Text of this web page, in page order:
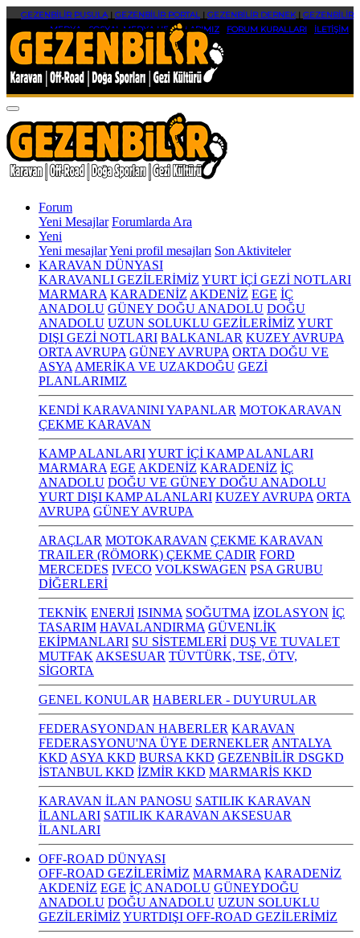
GEZENBİLİR PUSULA| GEZENBİLİR PORTAL| GEZENBİLİR DERNEK| GEZENBİLİR
MEDYA|SOSYAL MEDYA HESAPLARIMIZ FORUM KURALLARI İLETİŞİM
Forum
Yeni Mesajlar Forumlarda Ara
Yeni
Yeni mesajlarYeni profil mesajları Son Aktiviteler
KARAVAN DÜNYASI
KARAVANLI GEZİLERİMİZ YURT İÇİ GEZİ NOTLARI
MARMARA KARADENİZ AKDENİZ EGE İÇ
ANADOLU GÜNEY DOĞU ANADOLU DOĞU
ANADOLU UZUN SOLUKLU GEZİLERİMİZ YURT
DIŞI GEZİ NOTLARI BALKANLAR KUZEY AVRUPA
ORTA AVRUPA GÜNEY AVRUPA ORTA DOĞU VE
ASYA AMERİKA VE UZAKDOĞU GEZİ
PLANLARIMIZ
KENDİ KARAVANINI YAPANLAR MOTOKARAVAN
ÇEKME KARAVAN
KAMP ALANLARIYURT İÇİ KAMP ALANLARI
MARMARA EGE AKDENİZ KARADENİZ İÇ
ANADOLU DOĞU VE GÜNEY DOĞU ANADOLU
YURT DIŞI KAMP ALANLARI KUZEY AVRUPA ORTA
AVRUPA GÜNEY AVRUPA
ARAÇLAR MOTOKARAVAN ÇEKME KARAVAN
TRAILER (RÖMORK) ÇEKME ÇADIR FORD
MERCEDES IVECO VOLKSWAGEN PSA GRUBU
DİĞERLERİ
TEKNİK ENERJİ ISINMA SOĞUTMA İZOLASYON İÇ
TASARIM HAVALANDIRMA GÜVENLİK
EKİPMANLARI SU SİSTEMLERİ DUŞ VE TUVALET
MUTFAK AKSESUAR TÜVTÜRK, TSE, ÖTV,
SİGORTA
GENEL KONULAR HABERLER - DUYURULAR
FEDERASYONDAN HABERLER KARAVAN
FEDERASYONU'NA ÜYE DERNEKLER ANTALYA
KKD ASYA KKD BURSA KKD GEZENBİLİR DSGKD
İSTANBUL KKD İZMİR KKD MARMARİS KKD
KARAVAN İLAN PANOSU SATILIK KARAVAN
İLANLARI SATILIK KARAVAN AKSESUAR
İLANLARI
OFF-ROAD DÜNYASI
OFF-ROAD GEZİLERİMİZ MARMARA KARADENİZ
AKDENİZ EGE İÇ ANADOLU GÜNEYDOĞU
ANADOLU DOĞU ANADOLU UZUN SOLUKLU
GEZİLERİMİZ YURTDIŞI OFF-ROAD GEZİLERİMİZ